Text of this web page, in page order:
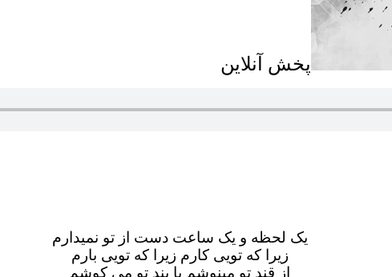
پخش آنلاین
یک لحظه و یک ساعت دست از تو نمیدارم
زیرا که تویی کارم زیرا که تویی بارم
از قند تو مینوشم با پند تو می کوشم